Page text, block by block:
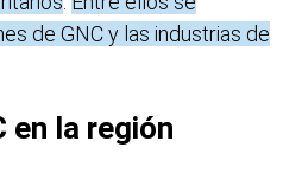
de GNC y las industrias de
en la región